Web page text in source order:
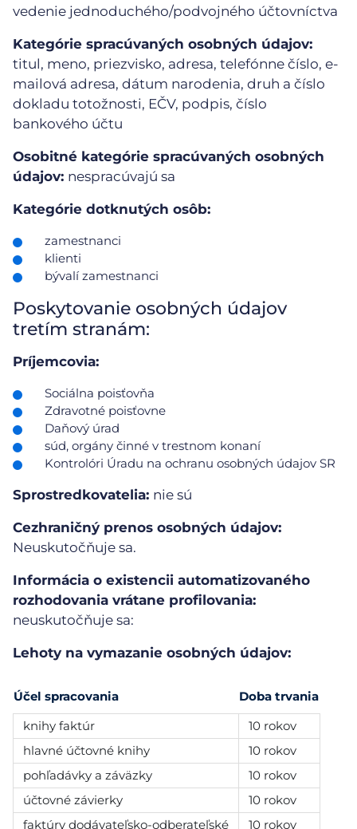
vedenie jednoduchého/podvojného účtovníctva
Kategórie spracúvaných osobných údajov:
titul, meno, priezvisko, adresa, telefónne číslo, e-
mailová adresa, dátum narodenia, druh a číslo
dokladu totožnosti, EČV, podpis, číslo
bankového účtu
Osobitné kategórie spracúvaných osobných
údajov: nespracúvajú sa
Kategórie dotknutých osôb:
zamestnanci
klienti
bývalí zamestnanci
Poskytovanie osobných údajov
tretím stranám:
Príjemcovia:
Sociálna poisťovňa
Zdravotné poisťovne
Daňový úrad
súd, orgány činné v trestnom konaní
Kontrolóri Úradu na ochranu osobných údajov SR
Sprostredkovatelia: nie sú
Cezhraničný prenos osobných údajov:
Neuskutočňuje sa.
Informácia o existencii automatizovaného
rozhodovania vrátane profilovania:
neuskutočňuje sa:
Lehoty na vymazanie osobných údajov:
Účel spracovania
Doba trvania
knihy faktúr
10 rokov
hlavné účtovné knihy
10 rokov
pohľadávky a záväzky
10 rokov
účtovné závierky
10 rokov
faktúry dodávateľsko-odberateľské
10 rokov